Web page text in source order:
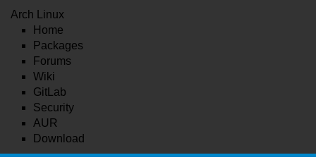
Arch Linux
Home
Packages
Forums
Wiki
GitLab
Security
AUR
Download